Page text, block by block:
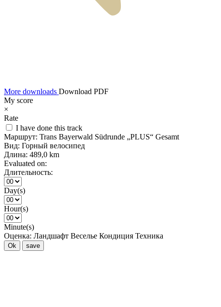
More downloads Download PDF
My score
×
Rate
I have done this track
Маршрут: Trans Bayerwald Südrunde „PLUS“ Gesamt
Вид: Горный велосипед
Длина: 489,0 km
Evaluated on:
Длительность:
Day(s)
Hour(s)
Minute(s)
Оценка: Ландшафт Веселье Кондиция Техника
Ok save